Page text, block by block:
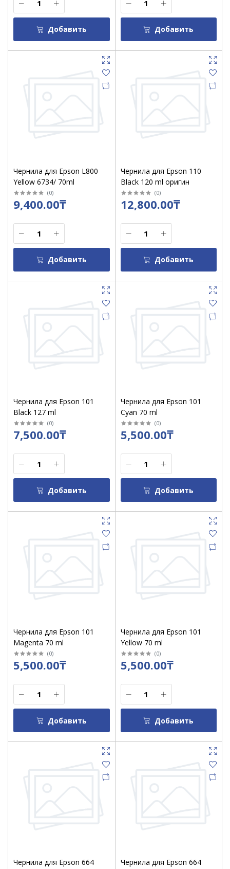
Добавить Добавить
Чернила для Epson L800
Yellow 6734/ 70ml
(0)
9,400.00₸
Добавить
Чернила для Epson 110
Black 120 ml оригин
(0)
12,800.00₸
Добавить
Чернила для Epson 101
Black 127 ml
(0)
7,500.00₸
Добавить
Чернила для Epson 101
Cyan 70 ml
(0)
5,500.00₸
Добавить
Чернила для Epson 101
Magenta 70 ml
(0)
5,500.00₸
Добавить
Чернила для Epson 101
Yellow 70 ml
(0)
5,500.00₸
Добавить
Чернила для Epson 664
Чернила для Epson 664